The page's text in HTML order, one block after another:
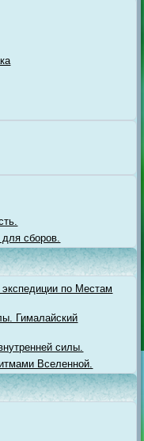
для сборов.
экспедиции по Местам
Гималайский
силы.
Вселенной.